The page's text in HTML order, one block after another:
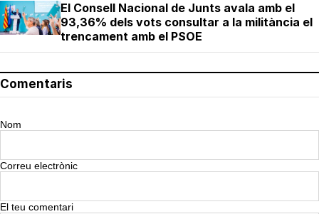
El Consell Nacional de Junts avala amb el
93,36% dels vots consultar a la militància el
trencament amb el PSOE
Comentaris
Nom
Correu electrònic
El teu comentari